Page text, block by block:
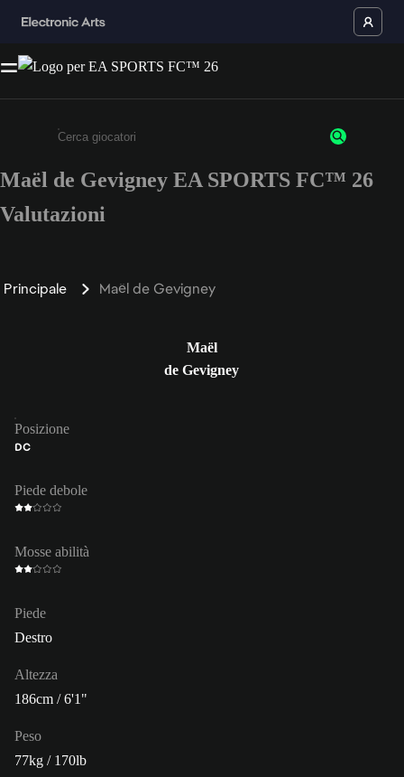
Inserisci un minimo di 3 caratteri o numeri.
Maël de Gevigney EA SPORTS FC™ 26
Valutazioni
Principale Maël de Gevigney
Maël
de Gevigney
Posizione
DC
Piede debole
Mosse abilità
Piede
Destro
Altezza
186cm / 6'1"
Peso
77kg / 170lb